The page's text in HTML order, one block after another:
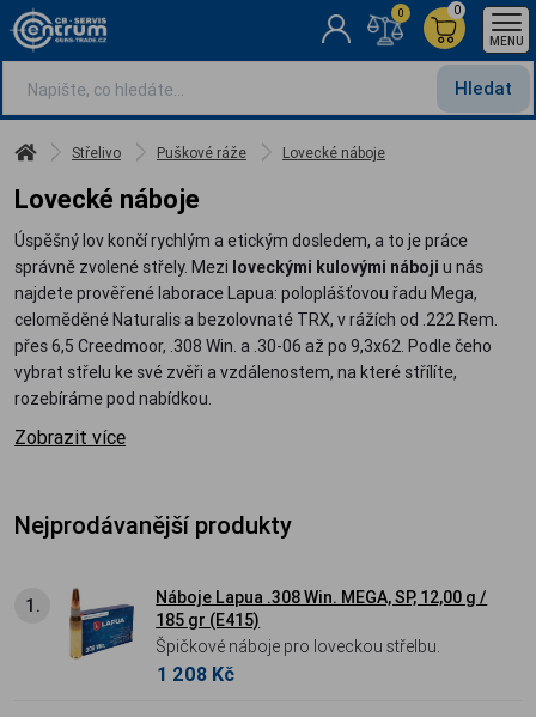
Hledat
0
0
MENU
Střelivo Puškové ráže Lovecké náboje
Lovecké náboje
Úspěšný lov končí rychlým a etickým dosledem, a to je práce
správně zvolené střely. Mezi loveckými kulovými náboji u nás
najdete prověřené laborace Lapua: poloplášťovou řadu Mega,
celoměděné Naturalis a bezolovnaté TRX, v rážích od .222 Rem.
přes 6,5 Creedmoor, .308 Win. a .30-06 až po 9,3x62. Podle čeho
vybrat střelu ke své zvěři a vzdálenostem, na které střílíte,
rozebíráme pod nabídkou.
Zobrazit více
Nejprodávanější produkty
1.
Náboje Lapua .308 Win. MEGA, SP, 12,00 g /
185 gr (E415)
Špičkové náboje pro loveckou střelbu.
1 208 Kč